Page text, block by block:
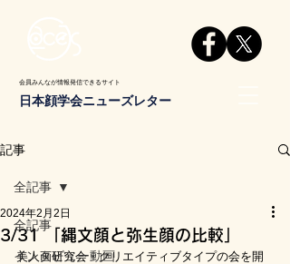
日本顔学会ニューズレター
会員みんなが情報発信できるサイト
記事
全記事
インタビュー動画
全記事
3/31 「縄文顔と弥生顔の比較」
2024年2月2日
美人画研究会・クリエイティブタイプの会を開